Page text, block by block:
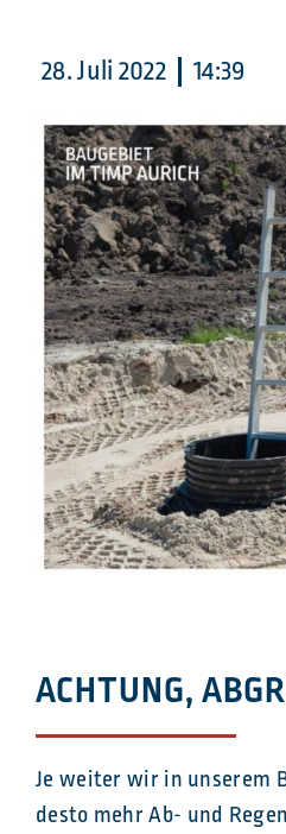
ACHTUNG,
Je weiter wir in unserem
desto mehr Ab- und
28. Juli 2022 14:39